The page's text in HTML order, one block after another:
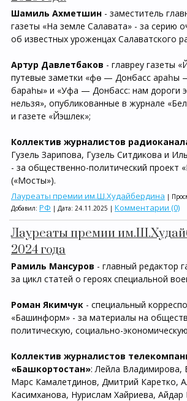
Шамиль Ахметшин - заместитель
газеты «На земле Салавата» - за серию
об известных уроженцах Салаватского
Артур Давлетбаков - главреу газеты
путевые заметки «Өфө — Донбасс араһы
бараһы» и «Уфа — Донбасс: нам дороги
нельзя», опубликованные в журнале
и газете «Йэшлек»;
Коллектив журналистов
Гузель Зарипова, Гузель Ситдикова и
- за общественно-политический проект
(«Мосты»).
Лауреаты премии им.Ш.Худайбердина |
Добавил: РФ | Дата: 24.11.2025 | Комментарии (0)
Лауреаты премии
2024 года
Рамиль Мансуров - главный редактор
за цикл статей о героях специальной
Роман Якимчук - специальный
«Башинформ» - за материалы на
политическую, социально-
Коллектив журналистов
«Башкортостан»: Лейла Владимирова,
Марс Камалетдинов, Дмитрий Каретко,
Касимханова, Нурислам Хайриева,